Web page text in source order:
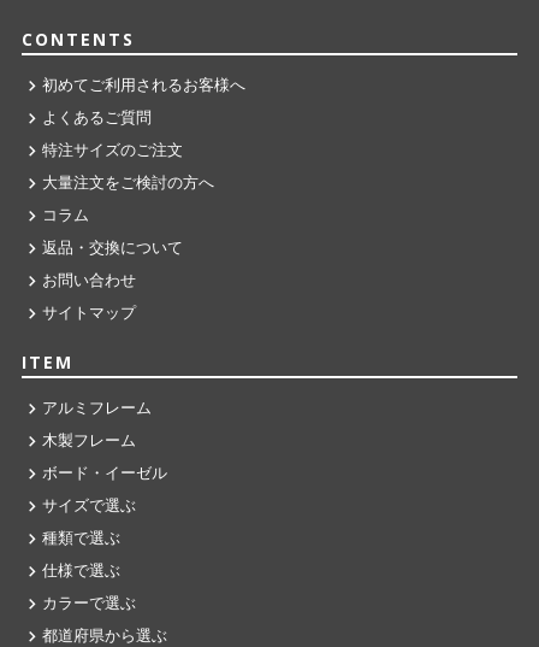
CONTENTS
初めてご利用されるお客様へ
よくあるご質問
特注サイズのご注文
大量注文をご検討の方へ
コラム
返品・交換について
お問い合わせ
サイトマップ
ITEM
アルミフレーム
木製フレーム
ボード・イーゼル
サイズで選ぶ
種類で選ぶ
仕様で選ぶ
カラーで選ぶ
都道府県から選ぶ